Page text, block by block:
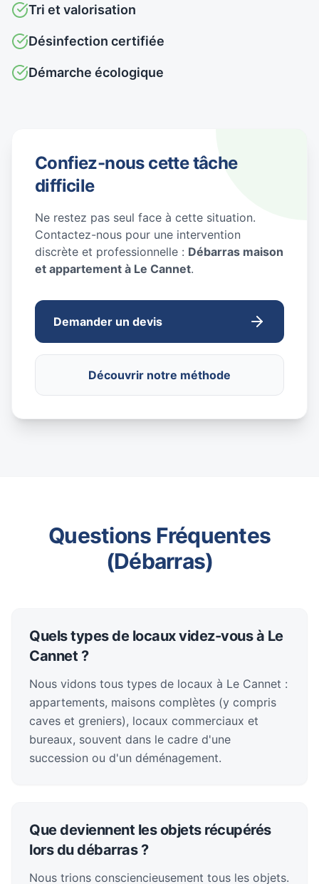
Tri et valorisation
Désinfection certifiée
Démarche écologique
Confiez-nous cette tâche
difficile
Ne restez pas seul face à cette situation.
Contactez-nous pour une intervention
discrète et professionnelle : Débarras maison
et appartement à Le Cannet.
Demander un devis
Découvrir notre méthode
Questions Fréquentes
(Débarras)
Quels types de locaux videz-vous à Le
Cannet ?
Nous vidons tous types de locaux à Le Cannet :
appartements, maisons complètes (y compris
caves et greniers), locaux commerciaux et
bureaux, souvent dans le cadre d'une
succession ou d'un déménagement.
Que deviennent les objets récupérés
lors du débarras ?
Nous trions consciencieusement tous les objets.